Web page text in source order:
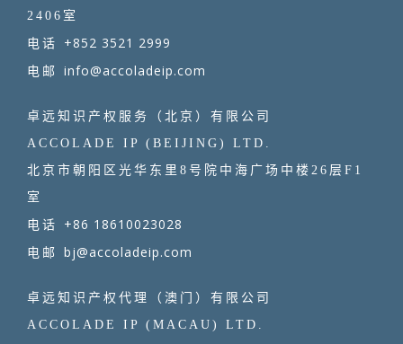
2406室
电话 +852 3521 2999
电邮 info@accoladeip.com
卓远知识产权服务（北京）有限公司
ACCOLADE IP (BEIJING) LTD.
北京市朝阳区光华东里8号院中海广场中楼26层F1
室
电话 +86 18610023028
电邮 bj@accoladeip.com
卓远知识产权代理（澳门）有限公司
ACCOLADE IP (MACAU) LTD.